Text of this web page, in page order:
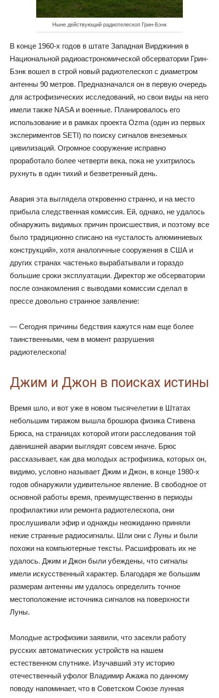
Ныне действующий радиотелескоп Грин-Бэнк
В конце 1960-х годов в штате Западная Вирджиния в
Национальной радиоастрономической обсерватории Грин-
Бэнк вошел в строй новый радиотелескоп с диаметром
антенны 90 метров. Предназначался он в первую очередь
для астрофизических исследований, но свои виды на него
имели также NASA и военные. Планировалось его
использование и в рамках проекта Ozma (один из первых
экспериментов SETI) по поиску сигналов внеземных
цивилизаций. Огромное сооружение исправно
проработало более четверти века, пока не ухитрилось
рухнуть в один тихий и безветренный день.
Авария эта выглядела откровенно странно, и на место
прибыла следственная комиссия. Ей, однако, не удалось
обнаружить видимых причин происшествия, и поэтому все
было традиционно списано на «усталость алюминиевых
конструкций», хотя аналогичные сооружения в США и
других странах частенько вырабатывали и гораздо
большие сроки эксплуатации. Директор же обсерватории
после ознакомления с выводами комиссии сделал в
прессе довольно странное заявление:
— Сегодня причины бедствия кажутся нам еще более
таинственными, чем в момент разрушения
радиотелескопа!
Джим и Джон в поисках истины
Время шло, и вот уже в новом тысячелетии в Штатах
небольшим тиражом вышла брошюра физика Стивена
Брюса, на страницах которой итоги расследования той
давнишней аварии выглядят совсем иначе. Брюс
рассказывает, как два молодых астрофизика, которых он,
видимо, условно называет Джим и Джон, в конце 1980-х
годов обнаружили удивительное явление. В свободное от
основной работы время, преимущественно в периоды
профилактики или ремонта радиотелескопа, они
прослушивали эфир и однажды неожиданно приняли
некие странные радиосигналы. Шли они с Луны и были
похожи на компьютерные тексты. Расшифровать их не
удалось. Джим и Джон были убеждены, что сигналы
имели искусственный характер. Благодаря же большим
размерам антенны им удалось определить точное
местоположение источника сигналов на поверхности
Луны.
Молодые астрофизики заявили, что засекли работу
русских автоматических устройств на нашем
естественном спутнике. Изучавший эту историю
отечественный уфолог Владимир Ажажа по данному
поводу напоминает, что в Советском Союзе лунная